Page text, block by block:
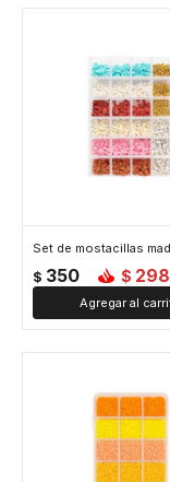
$ 350 $ 298